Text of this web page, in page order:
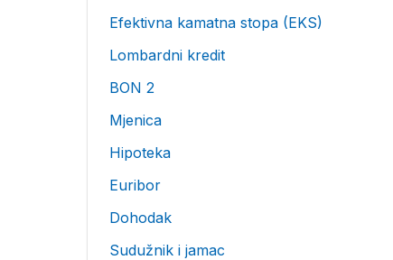
Efektivna kamatna stopa (EKS)
Lombardni kredit
BON 2
Mjenica
Hipoteka
Euribor
Dohodak
Sudužnik i jamac